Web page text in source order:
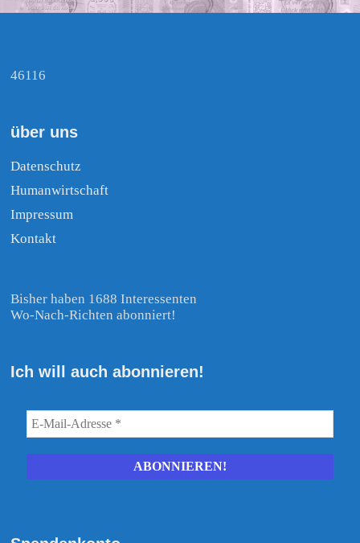
46116
über uns
Datenschutz
Humanwirtschaft
Impressum
Kontakt
Bisher haben 1688 Interessenten
Wo-Nach-Richten abonniert!
Ich will auch abonnieren!